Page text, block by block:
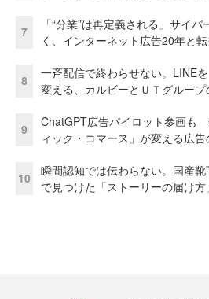
7
「“分業”は再定義される」サイ
く、インターネット広告20年と
8
一斉配信で終わらせない。LINE
変える、カルビーとＵＴグループ
9
ChatGPT広告パイロット参画も
ィック・コマース」が変える広
10
瞬間認知では伝わらない。国産
で見つけた「ストーリーの届け方